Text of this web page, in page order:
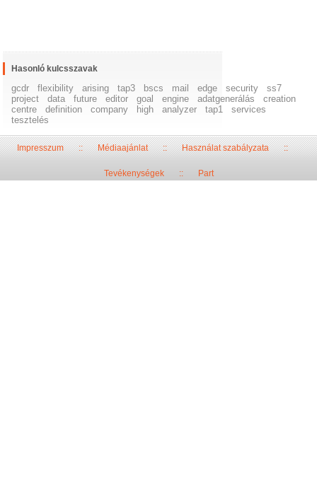
Hasonló kulcsszavak
gcdr flexibility arising tap3 bscs mail edge security
ss7
project
data future editor goal engine adatgenerálás
creation
centre
definition company high analyzer tap1
services
tesztelés
Impresszum::Médiaajánlat::Használat szabályzata::
Tevékenységek:: Part